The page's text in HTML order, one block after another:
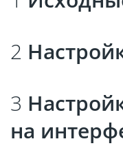
2
3
на